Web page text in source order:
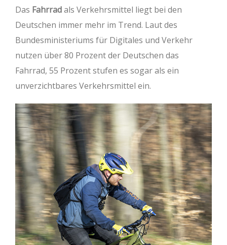
Das Fahrradals Verkehrsmittel liegt bei den
Deutschen immer mehr im Trend. Laut des
Bundesministeriums für Digitales und Verkehr
nutzen über 80 Prozent der Deutschen das
Fahrrad, 55 Prozent stufen es sogar als ein
unverzichtbares Verkehrsmittel ein.